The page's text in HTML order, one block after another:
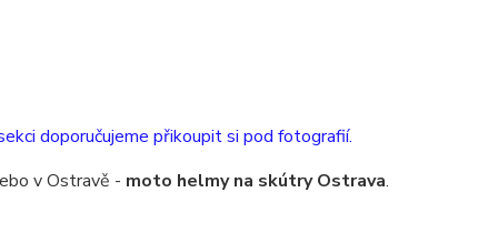
doporučujeme přikoupit si pod fotografií.
v Ostravě - moto helmy na skútry Ostrava.